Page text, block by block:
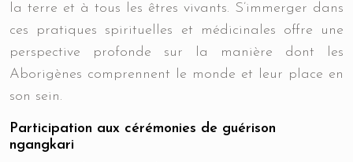
la terre et à tous les êtres vivants. S’immerger dans
ces pratiques spirituelles et médicinales offre une
perspective profonde sur la manière dont les
Aborigènes comprennent le monde et leur place en
son sein.
Participation aux cérémonies de guérison
ngangkari